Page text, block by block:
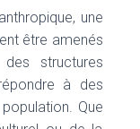
une
être amenés
structures
à des
Que